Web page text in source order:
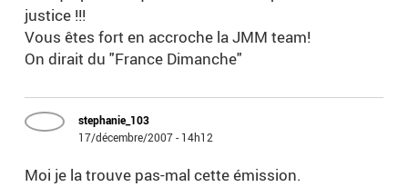
justice !!!
Vous êtes fort en accroche la JMM team!
On dirait du "France Dimanche"
stephanie_103
17/décembre/2007 - 14h12
Moi je la trouve pas-mal cette émission.